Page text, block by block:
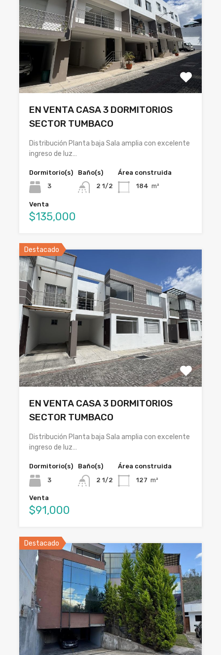
EN VENTA CASA 3 DORMITORIOS
SECTOR TUMBACO
Distribución Planta baja Sala amplia con excelente
ingreso de luz…
Dormitorio(s)
3
Baño(s)
2 1/2
Área construida
184 m²
Venta
$135,000
Destacado
EN VENTA CASA 3 DORMITORIOS
SECTOR TUMBACO
Distribución Planta baja Sala amplia con excelente
ingreso de luz…
Dormitorio(s)
3
Baño(s)
2 1/2
Área construida
127 m²
Venta
$91,000
Destacado